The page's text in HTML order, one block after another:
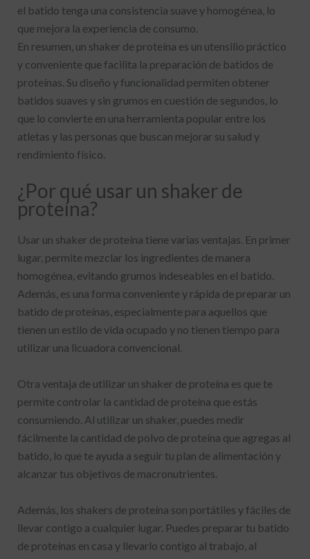
el batido tenga una consistencia suave y homogénea, lo
que mejora la experiencia de consumo.
En resumen, un shaker de proteína es un utensilio práctico
y conveniente que facilita la preparación de batidos de
proteínas. Su diseño y funcionalidad permiten obtener
batidos suaves y sin grumos en cuestión de segundos, lo
que lo convierte en una herramienta popular entre los
atletas y las personas que buscan mejorar su salud y
rendimiento físico.
¿Por qué usar un shaker de
proteína?
Usar un shaker de proteína tiene varias ventajas. En primer
lugar, permite mezclar los ingredientes de manera
homogénea, evitando grumos indeseables en el batido.
Además, es una forma conveniente y rápida de preparar un
batido de proteínas, especialmente para aquellos que
tienen un estilo de vida ocupado y no tienen tiempo para
utilizar una licuadora convencional.
Otra ventaja de utilizar un shaker de proteína es que te
permite controlar la cantidad de proteína que estás
consumiendo. Al utilizar un shaker, puedes medir
fácilmente la cantidad de polvo de proteína que agregas al
batido, lo que te ayuda a seguir tu plan de alimentación y
alcanzar tus objetivos de macronutrientes.
Además, los shakers de proteína son portátiles y fáciles de
llevar contigo a cualquier lugar. Puedes preparar tu batido
de proteínas en casa y llevarlo contigo al trabajo, al